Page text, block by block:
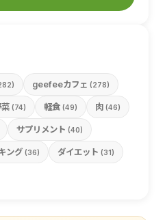
geefeeカフェ (278)
菜 (74) 軽食 (49) 肉 (46)
サプリメント (40)
ング (36) ダイエット (31)